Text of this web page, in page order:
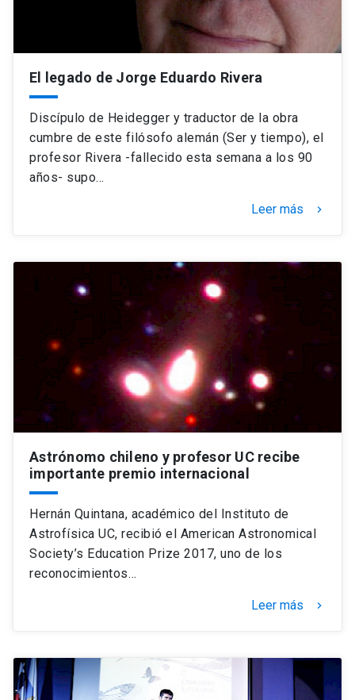
El legado de Jorge Eduardo Rivera
Discípulo de Heidegger y traductor de la obra
cumbre de este filósofo alemán (Ser y tiempo), el
profesor Rivera -fallecido esta semana a los 90
años- supo…
Leer más keyboard_arrow_right
Astrónomo chileno y profesor UC recibe
importante premio internacional
Hernán Quintana, académico del Instituto de
Astrofísica UC, recibió el American Astronomical
Society’s Education Prize 2017, uno de los
reconocimientos…
Leer más keyboard_arrow_right